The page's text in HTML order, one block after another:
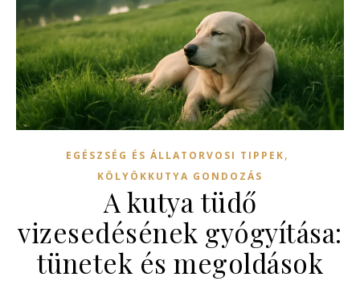
EGÉSZSÉG ÉS ÁLLATORVOSI TIPPEK,
KÖLYÖKKUTYA GONDOZÁS
A kutya tüdő
vizesedésének gyógyítása:
tünetek és megoldások